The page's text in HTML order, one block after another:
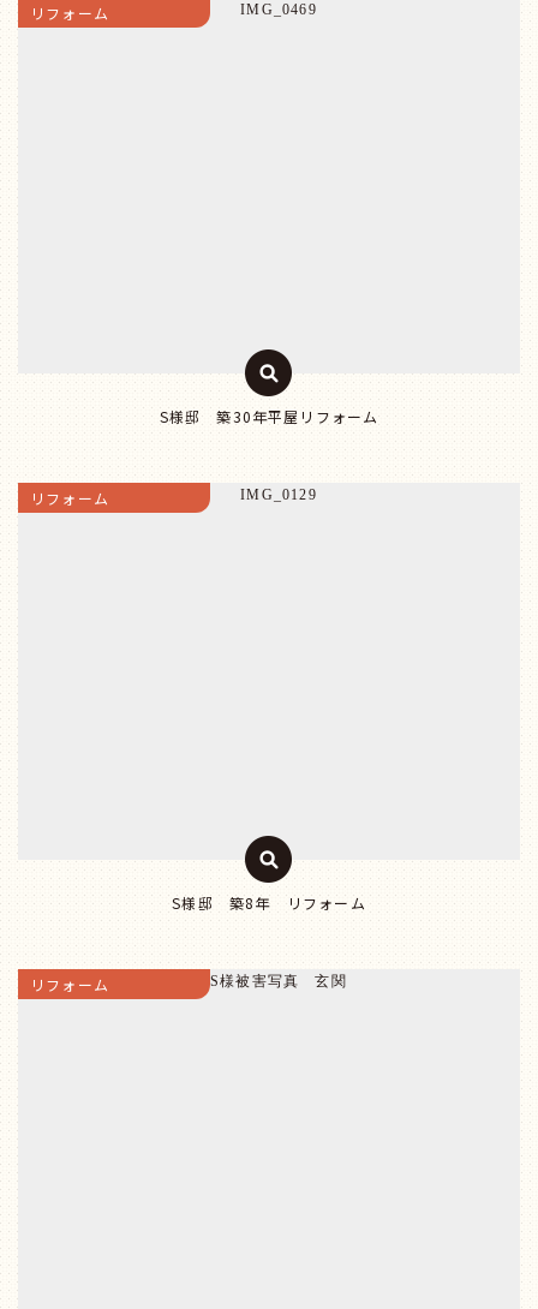
リフォーム
S様邸 築30年平屋リフォーム
リフォーム
S様邸 築8年 リフォーム
リフォーム